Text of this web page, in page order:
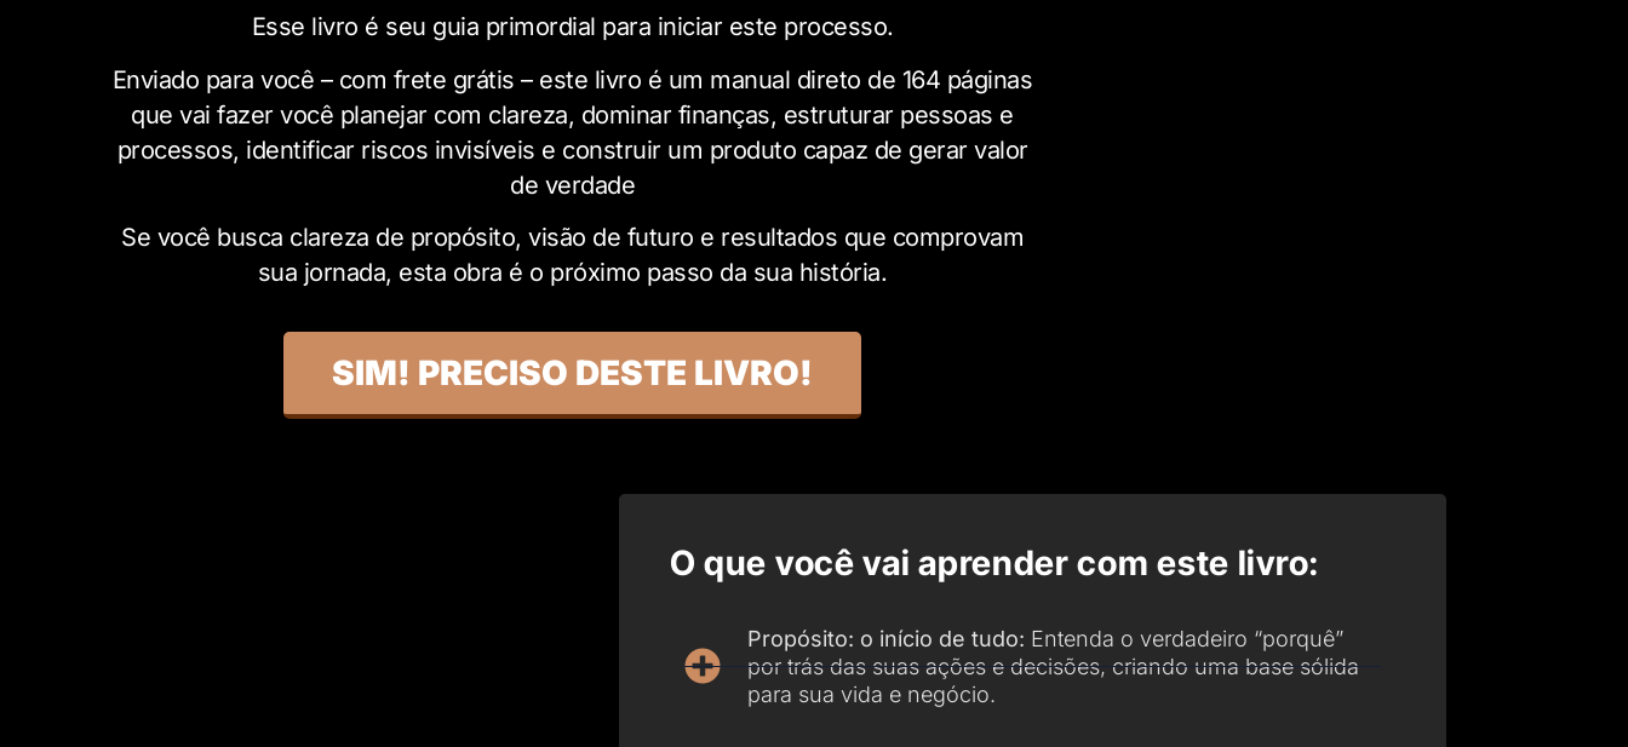
Esse livro é seu guia primordial para iniciar este processo.
Enviado para você – com frete grátis – este livro é um manual direto de 164 páginas
que vai fazer você planejar com clareza, dominar finanças, estruturar pessoas e
processos, identificar riscos invisíveis e construir um produto capaz de gerar valor
de verdade
Se você busca clareza de propósito, visão de futuro e resultados que comprovam
sua jornada, esta obra é o próximo passo da sua história.
SIM! PRECISO DESTE LIVRO!
O que você vai aprender com este livro:
Propósito: o início de tudo: Entenda o verdadeiro “porquê”
por trás das suas ações e decisões, criando uma base sólida
para sua vida e negócio.